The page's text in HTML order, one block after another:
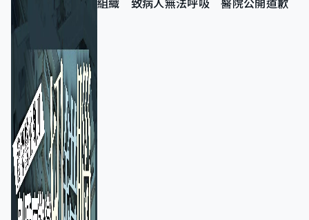
組織 致病人無法呼吸 醫院公開道歉